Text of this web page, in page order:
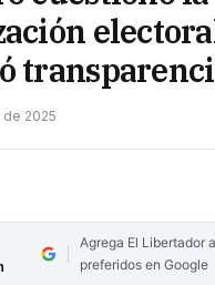
2025
Agrega El Libertador
preferidos en Google